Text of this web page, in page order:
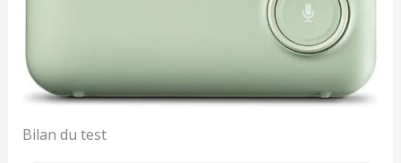
Bilan du test